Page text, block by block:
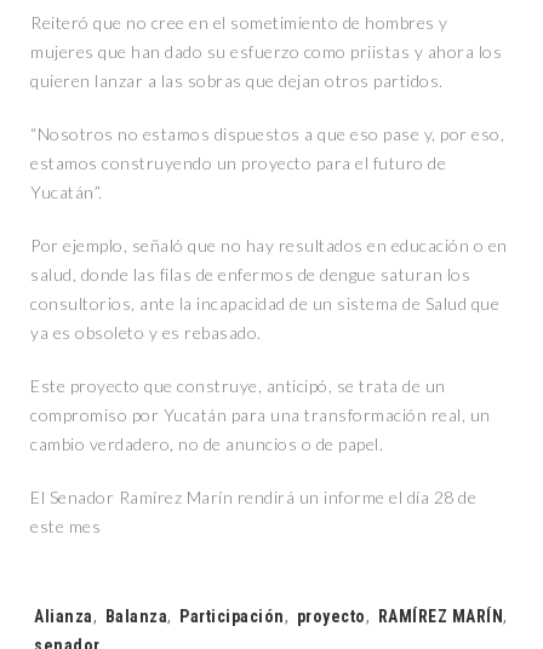
Reiteró que no cree en el sometimiento de hombres y
mujeres que han dado su esfuerzo como priistas y ahora los
quieren lanzar a las sobras que dejan otros partidos.
“Nosotros no estamos dispuestos a que eso pase y, por eso,
estamos construyendo un proyecto para el futuro de
Yucatán”.
Por ejemplo, señaló que no hay resultados en educación o en
salud, donde las filas de enfermos de dengue saturan los
consultorios, ante la incapacidad de un sistema de Salud que
ya es obsoleto y es rebasado.
Este proyecto que construye, anticipó, se trata de un
compromiso por Yucatán para una transformación real, un
cambio verdadero, no de anuncios o de papel.
El Senador Ramírez Marín rendirá un informe el día 28 de
este mes
Tags:
Alianza, Balanza, Participación, proyecto, RAMÍREZ MARÍN,